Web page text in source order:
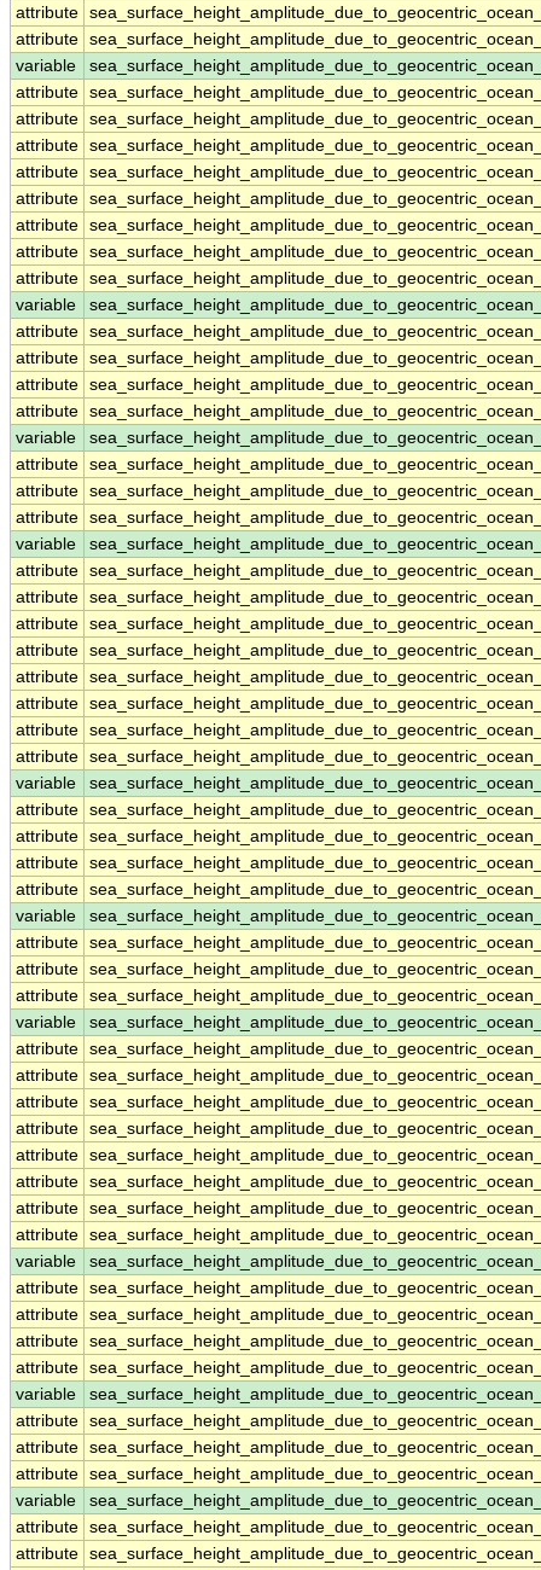
attribute
attribute
variable
attribute
attribute
attribute
attribute
attribute
attribute
attribute
attribute
variable
attribute
attribute
attribute
attribute
variable
attribute
attribute
attribute
variable
attribute
attribute
attribute
attribute
attribute
attribute
attribute
attribute
variable
attribute
attribute
attribute
attribute
variable
attribute
attribute
attribute
variable
attribute
attribute
attribute
attribute
attribute
attribute
attribute
attribute
variable
attribute
attribute
attribute
attribute
variable
attribute
attribute
attribute
variable
attribute
attribute